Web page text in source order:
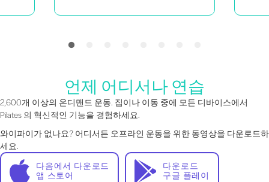
언제 어디서나 연습
2,600개 이상의 온디맨드 운동. 집이나 이동 중에 모든 디바이스에서
Pilates 의 혁신적인 기능을 경험하세요.
와이파이가 없나요? 어디서든 오프라인 운동을 위한 동영상을 다운로드하
세요.
다음에서 다운로드
앱 스토어
다운로드
구글 플레이